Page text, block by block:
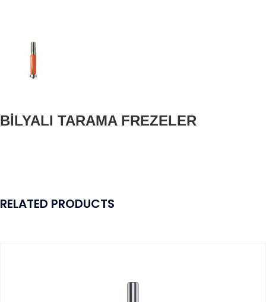
BİLYALI TARAMA FREZELER
RELATED PRODUCTS